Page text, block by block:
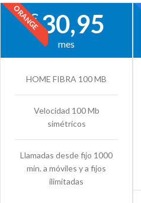
ORANGE
€30,95
mes
HOME FIBRA 100 MB
Velocidad 100 Mb
simétricos
Llamadas desde fijo 1000
min. a móviles y a fijos
ilimitadas